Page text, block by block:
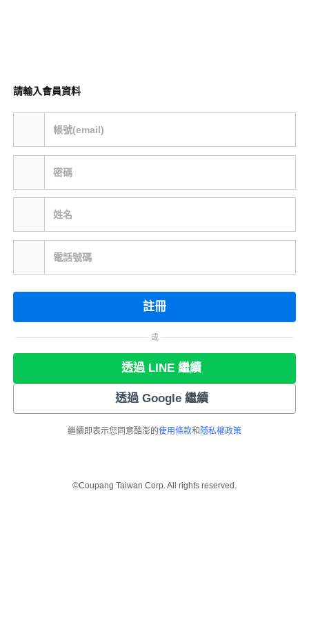
請輸入會員資料
帳號(email)
密碼
姓名
電話號碼
註冊
或
透過 LINE 繼續
透過 Google 繼續
繼續即表示您同意酷澎的使用條款和 隱私權政策
©Coupang Taiwan Corp. All rights reserved.